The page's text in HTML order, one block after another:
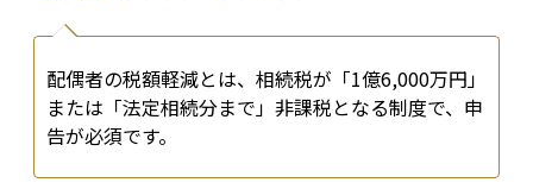
配偶者の税額軽減とは、相続税が「1億6,000万円」
または「法定相続分まで」非課税となる制度で、申
告が必須です。